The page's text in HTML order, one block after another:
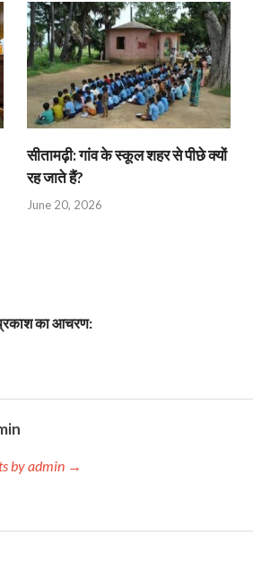
सीतामढ़ी: गांव के स्कूल शहर से पीछे क्यों
रह जाते हैं?
June 20, 2026
का आचरण:
by admin →